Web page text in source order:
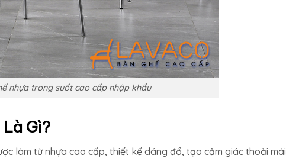
nhựa trong suốt cao cấp nhập khẩu
Gì?
làm từ nhựa cao cấp, thiết kế dáng đổ, tạo cảm giác thoải mái